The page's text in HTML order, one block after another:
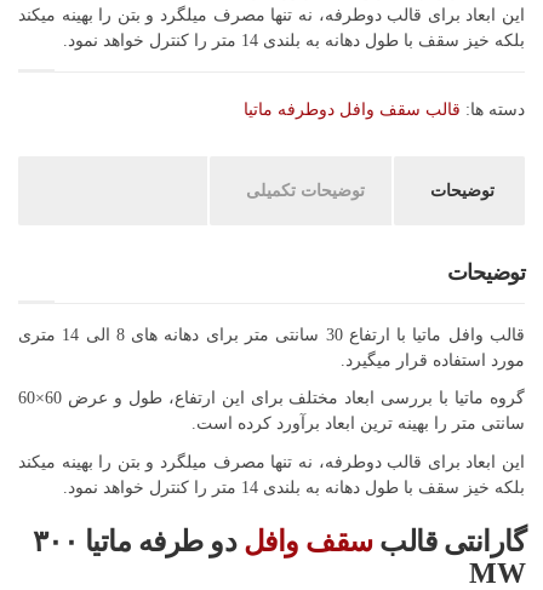
این ابعاد برای قالب دوطرفه، نه تنها مصرف میلگرد و بتن را بهینه میکند
بلکه خیز سقف با طول دهانه به بلندی 14 متر را کنترل خواهد نمود.
دسته ها: قالب سقف وافل دوطرفه ماتیا
توضیحات توضیحات تکمیلی
توضیحات
قالب وافل ماتیا با ارتفاع 30 سانتی متر برای دهانه های 8 الی 14 متری
مورد استفاده قرار میگیرد.
گروه ماتیا با بررسی ابعاد مختلف برای این ارتفاع، طول و عرض 60×60
سانتی متر را بهینه ترین ابعاد برآورد کرده است.
این ابعاد برای قالب دوطرفه، نه تنها مصرف میلگرد و بتن را بهینه میکند
بلکه خیز سقف با طول دهانه به بلندی 14 متر را کنترل خواهد نمود.
گارانتی قالبسقف وافل
دو طرفه ماتیا ۳۰۰
MW